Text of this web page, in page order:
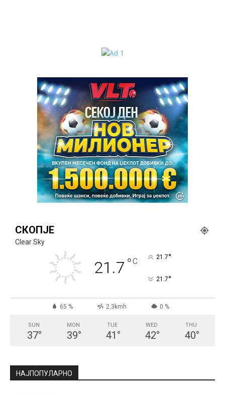
СКОПЈЕ
Clear Sky
21.7 °C 21.7°
21.7°
65 % 2.3kmh 0 %
SUN
37°
MON
39°
TUE
41 °
WED
42°
THU
40°
НАЈПОПУЛАРНО